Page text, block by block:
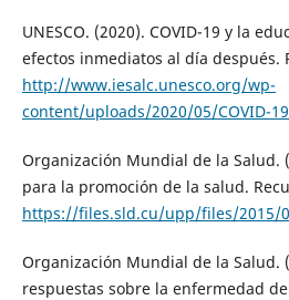
UNESCO. (2020). COVID-19 y la
efectos inmediatos al día después.
http://www.iesalc.unesco.org/wp-
content/uploads/2020/05/COVID-
Organización Mundial de la Salud.
para la promoción de la salud.
https://files.sld.cu/upp/files/2015/
Organización Mundial de la Salud.
respuestas sobre la enfermedad